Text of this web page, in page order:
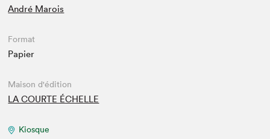
André Marois
Format
Papier
Maison d'édition
LA COURTE ÉCHELLE
Kiosque